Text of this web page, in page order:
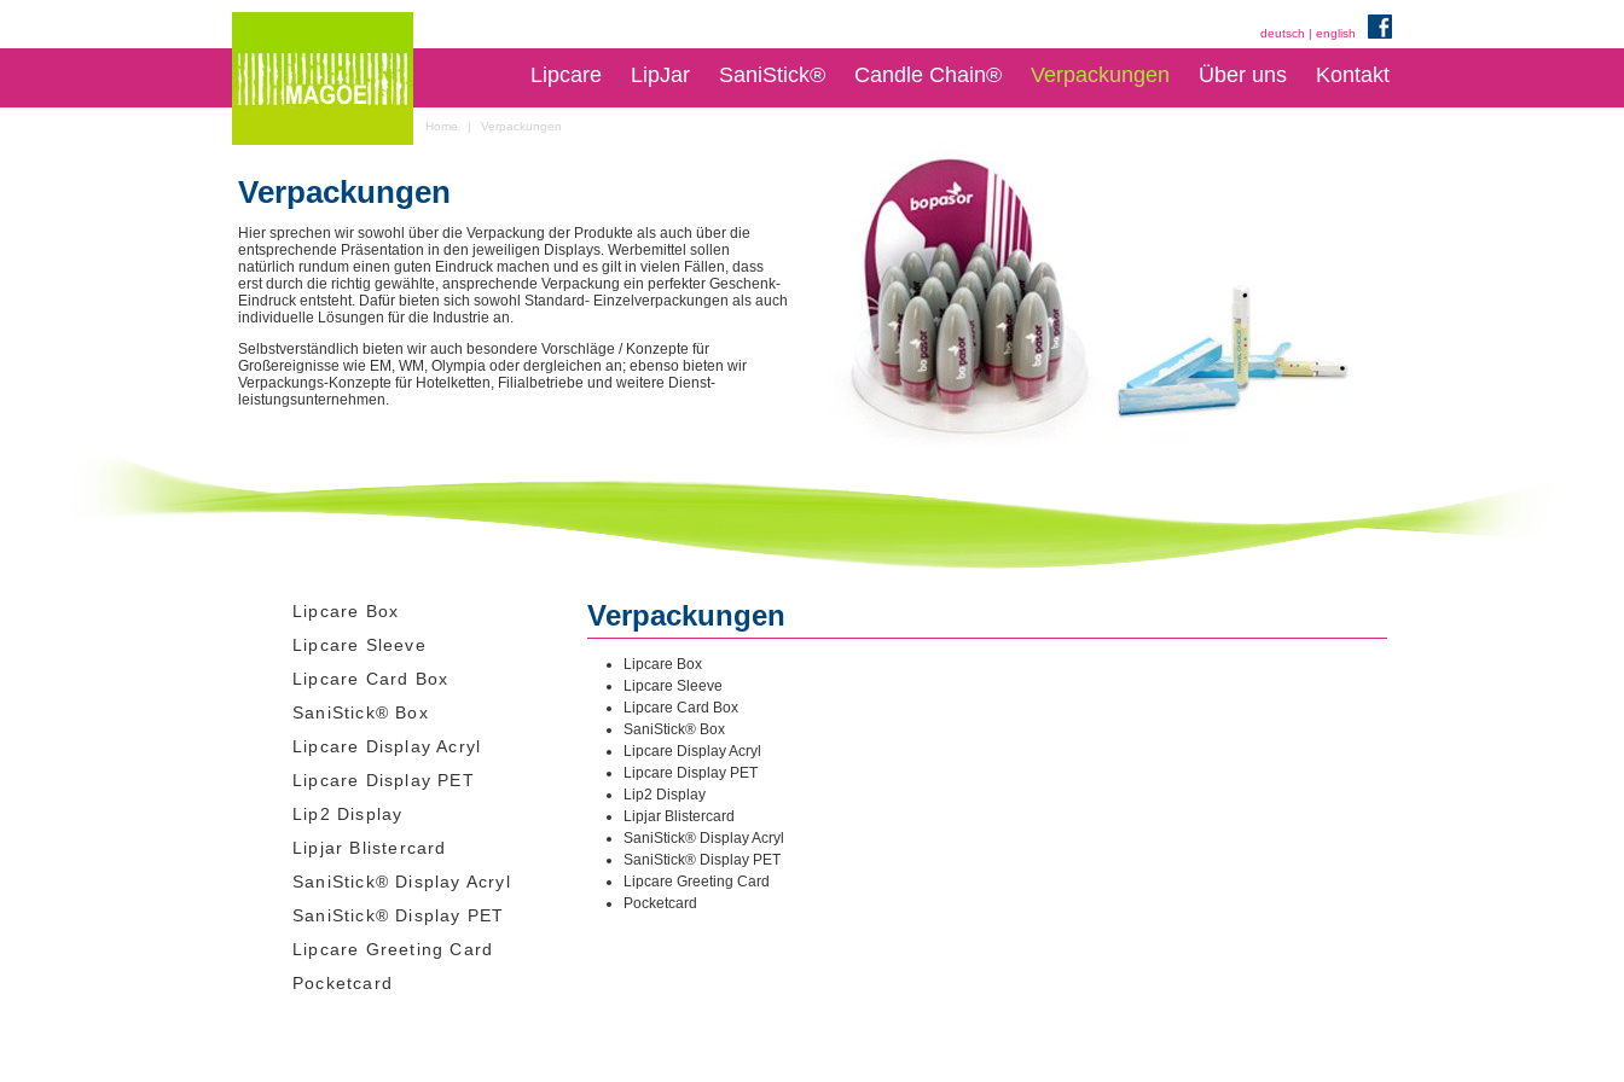
deutsch | english
Lipcare LipJar SaniStick® Candle Chain® Verpackungen Über uns Kontakt
Home | Verpackungen
Verpackungen
Hier sprechen wir sowohl über die Verpackung der Produkte als auch über die
entsprechende Präsentation in den jeweiligen Displays. Werbemittel sollen
natürlich rundum einen guten Eindruck machen und es gilt in vielen Fällen, dass
erst durch die richtig gewählte, ansprechende Verpackung ein perfekter Geschenk-
Eindruck entsteht. Dafür bieten sich sowohl Standard- Einzelverpackungen als auch
individuelle Lösungen für die Industrie an.
Selbstverständlich bieten wir auch besondere Vorschläge / Konzepte für
Großereignisse wie EM, WM, Olympia oder dergleichen an; ebenso bieten wir
Verpackungs-Konzepte für Hotelketten, Filialbetriebe und weitere Dienst-
leistungsunternehmen.
Lipcare Box
Lipcare Sleeve
Lipcare Card Box
SaniStick® Box
Lipcare Display Acryl
Lipcare Display PET
Lip2 Display
Lipjar Blistercard
SaniStick® Display Acryl
SaniStick® Display PET
Lipcare Greeting Card
Pocketcard
Verpackungen
Lipcare Box
Lipcare Sleeve
Lipcare Card Box
SaniStick® Box
Lipcare Display Acryl
Lipcare Display PET
Lip2 Display
Lipjar Blistercard
SaniStick® Display Acryl
SaniStick® Display PET
Lipcare Greeting Card
Pocketcard